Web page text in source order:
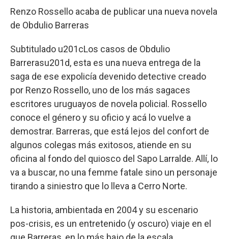
Renzo Rossello acaba de publicar una nueva novela
de Obdulio Barreras
Subtitulado u201cLos casos de Obdulio
Barrerasu201d, esta es una nueva entrega de la
saga de ese expolicía devenido detective creado
por Renzo Rossello, uno de los más sagaces
escritores uruguayos de novela policial. Rossello
conoce el género y su oficio y acá lo vuelve a
demostrar. Barreras, que está lejos del confort de
algunos colegas más exitosos, atiende en su
oficina al fondo del quiosco del Sapo Larralde. Allí, lo
va a buscar, no una femme fatale sino un personaje
tirando a siniestro que lo lleva a Cerro Norte.
La historia, ambientada en 2004 y su escenario
pos-crisis, es un entretenido (y oscuro) viaje en el